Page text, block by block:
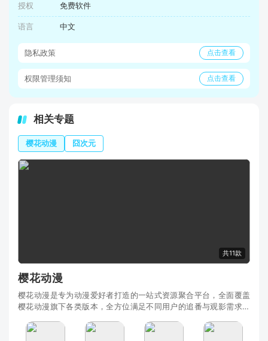
授权 免费软件
语言 中文
隐私政策 点击查看
权限管理须知 点击查看
相关专题
樱花动漫 囧次元
共11款
樱花动漫
樱花动漫是专为动漫爱好者打造的一站式资源聚合平台，全面覆盖
樱花动漫旗下各类版本，全方位满足不同用户的追番与观影需求。